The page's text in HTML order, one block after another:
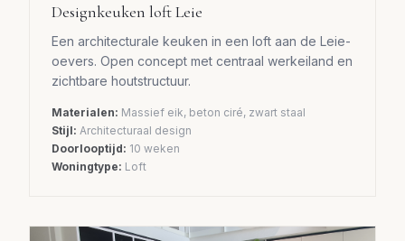
Designkeuken loft Leie
Een architecturale keuken in een loft aan de Leie-
oevers. Open concept met centraal werkeiland en
zichtbare houtstructuur.
Materialen: Massief eik, beton ciré, zwart staal
Stijl: Architecturaal design
Doorlooptijd: 10 weken
Woningtype: Loft